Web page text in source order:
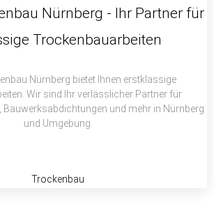
s
p
Nürnberg - Ihr Partner für
Trockenbauarbeiten
Nürnberg bietet Ihnen erstklassige
Wir sind Ihr verlässlicher Partner für
Bauwerksabdichtungen und mehr in Nürnberg
und Umgebung.
Trockenbau